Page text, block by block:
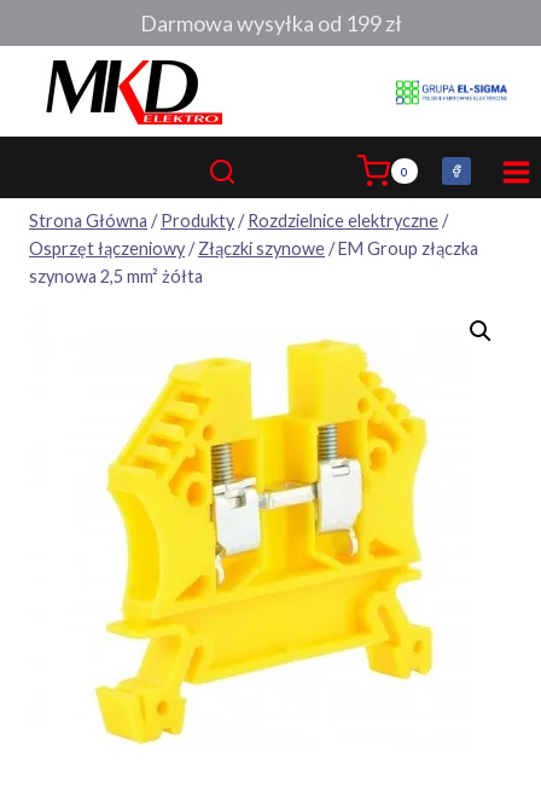
do
0
Strona Główna / Produkty/ Rozdzielnice elektryczne/
Osprzęt łączeniowy/ Złączki szynowe/EM Group złączka
szynowa 2,5 mm² żółta
Darmowa wysyłka od 199 zł